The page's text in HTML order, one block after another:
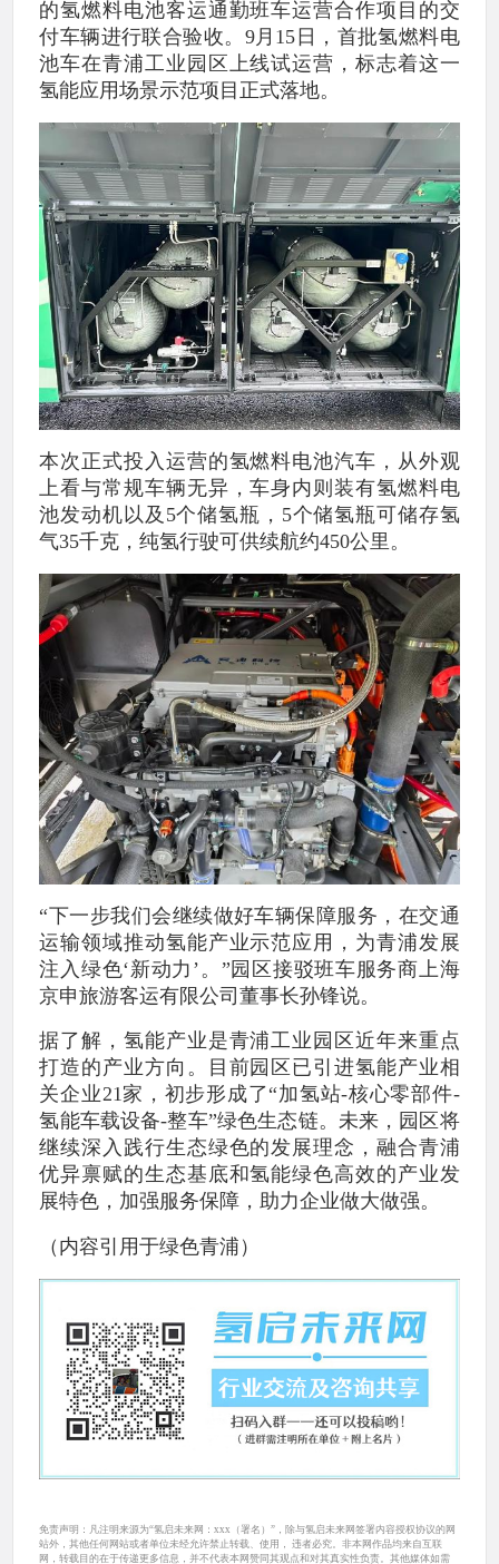
的氢燃料电池客运通勤班车运营合作项目的交
付车辆进行联合验收。9月15日，首批氢燃料电
池车在青浦工业园区上线试运营，标志着这一
氢能应用场景示范项目正式落地。
本次正式投入运营的氢燃料电池汽车，从外观
上看与常规车辆无异，车身内则装有氢燃料电
池发动机以及5个储氢瓶，5个储氢瓶可储存氢
气35千克，纯氢行驶可供续航约450公里。
“下一步我们会继续做好车辆保障服务，在交通
运输领域推动氢能产业示范应用，为青浦发展
注入绿色‘新动力’。”园区接驳班车服务商上海
京申旅游客运有限公司董事长孙锋说。
据了解，氢能产业是青浦工业园区近年来重点
打造的产业方向。目前园区已引进氢能产业相
关企业21家，初步形成了“加氢站-核心零部件-
氢能车载设备-整车”绿色生态链。未来，园区将
继续深入践行生态绿色的发展理念，融合青浦
优异禀赋的生态基底和氢能绿色高效的产业发
展特色，加强服务保障，助力企业做大做强。
（内容引用于绿色青浦）
免责声明：凡注明来源为“氢启未来网：xxx（署名）”，除与氢启未来网签署内容授权协议的网
站外，其他任何网站或者单位未经允许禁止转载、使用， 违者必究。非本网作品均来自互联
网，转载目的在于传递更多信息，并不代表本网赞同其观点和对其真实性负责。其他媒体如需